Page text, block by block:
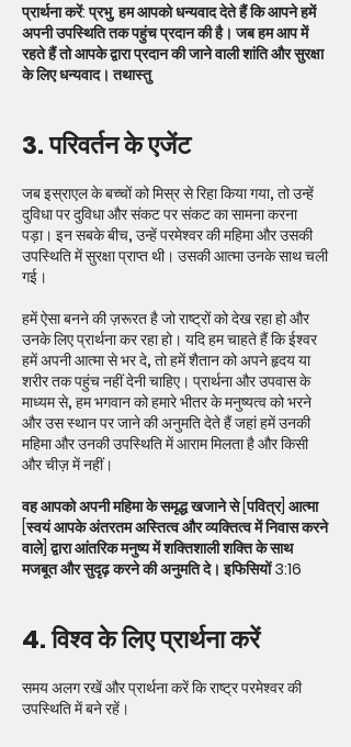
प्रार्थना करें: प्रभु, हम आपको धन्यवाद देते हैं कि आपने हमें
अपनी उपस्थिति तक पहुंच प्रदान की है। जब हम आप में
रहते हैं तो आपके द्वारा प्रदान की जाने वाली शांति और सुरक्षा
के लिए धन्यवाद। तथास्तु
3. परिवर्तन के एजेंट
जब इस्राएल के बच्चों को मिस्र से रिहा किया गया, तो उन्हें
दुविधा पर दुविधा और संकट पर संकट का सामना करना
पड़ा। इन सबके बीच, उन्हें परमेश्वर की महिमा और उसकी
उपस्थिति में सुरक्षा प्राप्त थी। उसकी आत्मा उनके साथ चली
गई।
हमें ऐसा बनने की ज़रूरत है जो राष्ट्रों को देख रहा हो और
उनके लिए प्रार्थना कर रहा हो। यदि हम चाहते हैं कि ईश्वर
हमें अपनी आत्मा से भर दे, तो हमें शैतान को अपने हृदय या
शरीर तक पहुंच नहीं देनी चाहिए। प्रार्थना और उपवास के
माध्यम से, हम भगवान को हमारे भीतर के मनुष्यत्व को भरने
और उस स्थान पर जाने की अनुमति देते हैं जहां हमें उनकी
महिमा और उनकी उपस्थिति में आराम मिलता है और किसी
और चीज़ में नहीं।
वह आपको अपनी महिमा के समृद्ध खजाने से [पवित्र] आत्मा
[स्वयं आपके अंतरतम अस्तित्व और व्यक्तित्व में निवास करने
वाले] द्वारा आंतरिक मनुष्य में शक्तिशाली शक्ति के साथ
मजबूत और सुदृढ़ करने की अनुमति दे। इफिसियों 3:16
4. विश्व के लिए प्रार्थना करें
समय अलग रखें और प्रार्थना करें कि राष्ट्र परमेश्वर की
उपस्थिति में बने रहें।